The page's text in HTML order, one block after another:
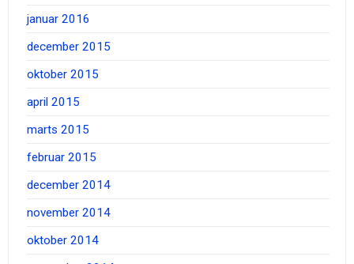
januar 2016
december 2015
oktober 2015
april 2015
marts 2015
februar 2015
december 2014
november 2014
oktober 2014